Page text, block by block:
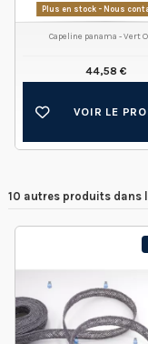
Plus en stock - Nous
Capeline panama - Vert
44,58 €
VOIR LE
10 autres produits dans